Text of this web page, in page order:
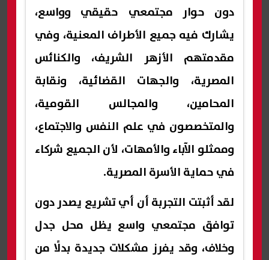
دون حوار مجتمعي حقيقي وواسع،
يشارك فيه جميع الأطراف المعنية، وفي
مقدمتهم الأزهر الشريف، والكنائس
المصرية، والجهات القضائية، ونقابة
المحامين، والمجالس القومية،
والمتخصصون في علم النفس والاجتماع،
وممثلو الآباء والأمهات، لأن الجميع شركاء
في حماية الأسرة المصرية.
لقد أثبتت التجربة أن أي تشريع يصدر دون
توافق مجتمعي واسع يظل محل جدل
وخلاف، وقد يفرز مشكلات جديدة بدلًا من